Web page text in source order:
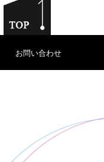
お問い合わせ